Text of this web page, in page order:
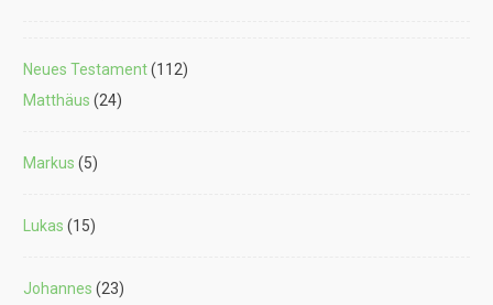
Neues Testament(112)
Matthäus (24)
Markus (5)
Lukas (15)
Johannes (23)